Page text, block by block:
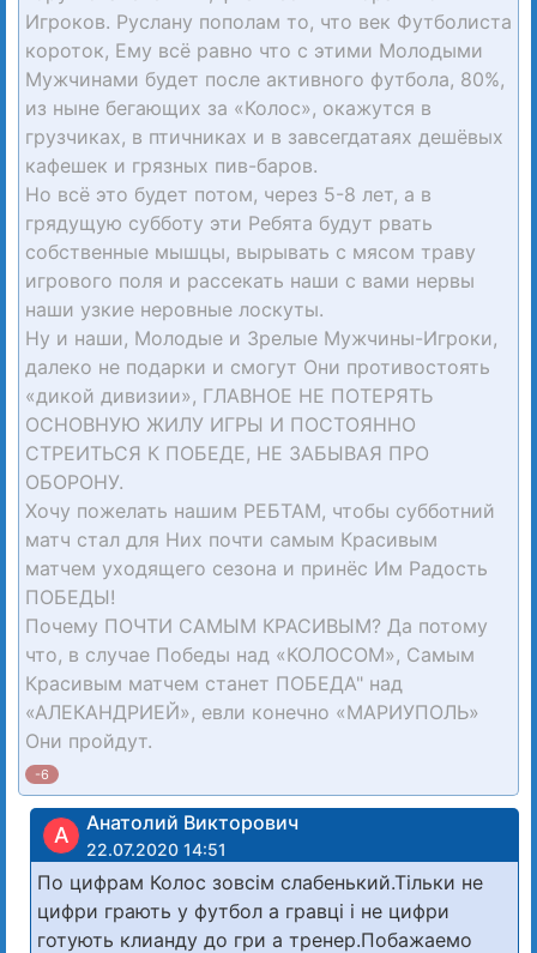
Игроков. Руслану пополам то, что век Футболиста
короток, Ему всё равно что с этими Молодыми
Мужчинами будет после активного футбола, 80%,
из ныне бегающих за «Колос», окажутся в
грузчиках, в птичниках и в завсегдатаях дешёвых
кафешек и грязных пив-баров.
Но всё это будет потом, через 5-8 лет, а в
грядущую субботу эти Ребята будут рвать
собственные мышцы, вырывать с мясом траву
игрового поля и рассекать наши с вами нервы
наши узкие неровные лоскуты.
Ну и наши, Молодые и Зрелые Мужчины-Игроки,
далеко не подарки и смогут Они противостоять
«дикой дивизии», ГЛАВНОЕ НЕ ПОТЕРЯТЬ
ОСНОВНУЮ ЖИЛУ ИГРЫ И ПОСТОЯННО
СТРЕИТЬСЯ К ПОБЕДЕ, НЕ ЗАБЫВАЯ ПРО
ОБОРОНУ.
Хочу пожелать нашим РЕБТАМ, чтобы субботний
матч стал для Них почти самым Красивым
матчем уходящего сезона и принёс Им Радость
ПОБЕДЫ!
Почему ПОЧТИ САМЫМ КРАСИВЫМ? Да потому
что, в случае Победы над «КОЛОСОМ», Самым
Красивым матчем станет ПОБЕДА" над
«АЛЕКАНДРИЕЙ», евли конечно «МАРИУПОЛЬ»
Они пройдут.
-6
А Анатолий Викторович
22.07.2020 14:51
По цифрам Колос зовсім слабенький.Тільки не
цифри грають у футбол а гравці і не цифри
готують клианду до гри а тренер.Побажаемо